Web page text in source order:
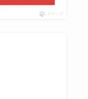
ポチップ